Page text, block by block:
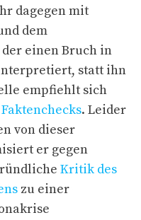
dagegen mit
dem
einen Bruch in
statt ihn
empfiehlt sich
Faktenchecks. Leider
von dieser
er gegen
Kritik des
zu einer